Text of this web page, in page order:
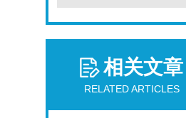
相关文章
RELATED ARTICLES